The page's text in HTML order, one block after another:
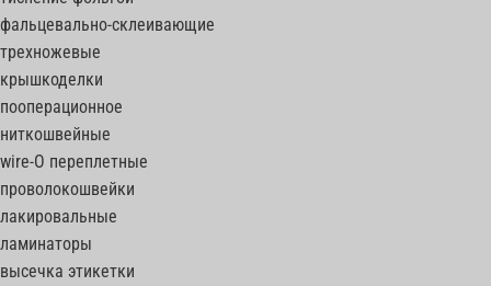
фальцевально-склеивающие
трехножевые
крышкоделки
пооперационное
ниткошвейные
wire-O переплетные
проволокошвейки
лакировальные
ламинаторы
высечка этикетки